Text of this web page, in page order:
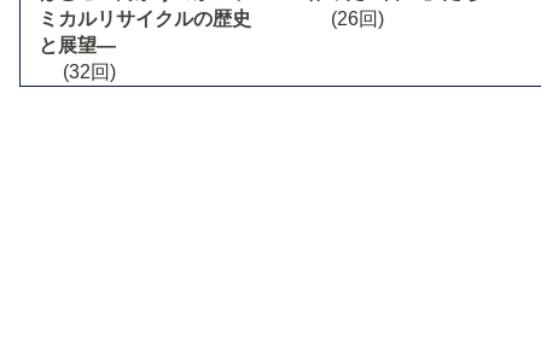
ミカルリサイクルの歴史
と展望―
(32回)
(26回)